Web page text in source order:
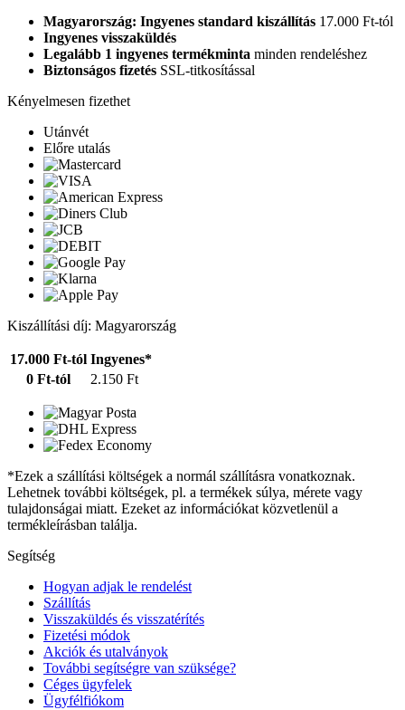
Magyarország: Ingyenes standard kiszállítás 17.000 Ft-tól
Ingyenes visszaküldés
Legalább 1 ingyenes termékminta minden rendeléshez
Biztonságos fizetés SSL-titkosítással
Kényelmesen fizethet
Utánvét
Előre utalás
Kiszállítási díj: Magyarország
17.000 Ft-tól Ingyenes*
0 Ft-tól
2.150 Ft
*Ezek a szállítási költségek a normál szállításra vonatkoznak.
Lehetnek további költségek, pl. a termékek súlya, mérete vagy
tulajdonságai miatt. Ezeket az információkat közvetlenül a
termékleírásban találja.
Segítség
Hogyan adjak le rendelést
Szállítás
Visszaküldés és visszatérítés
Fizetési módok
Akciók és utalványok
További segítségre van szüksége?
Céges ügyfelek
Ügyfélfiókom